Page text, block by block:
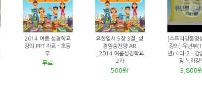
2014 여름 성경학교
강의 PPT 자료 - 초등
부
무료
요한일서 5장 3절_성
경암송찬양 AR
_2014 여름성경학교
2과
500원
[스트리밍동영
강의] 유년부
년) 4과-2 - 강
장 녹화강
3,800원